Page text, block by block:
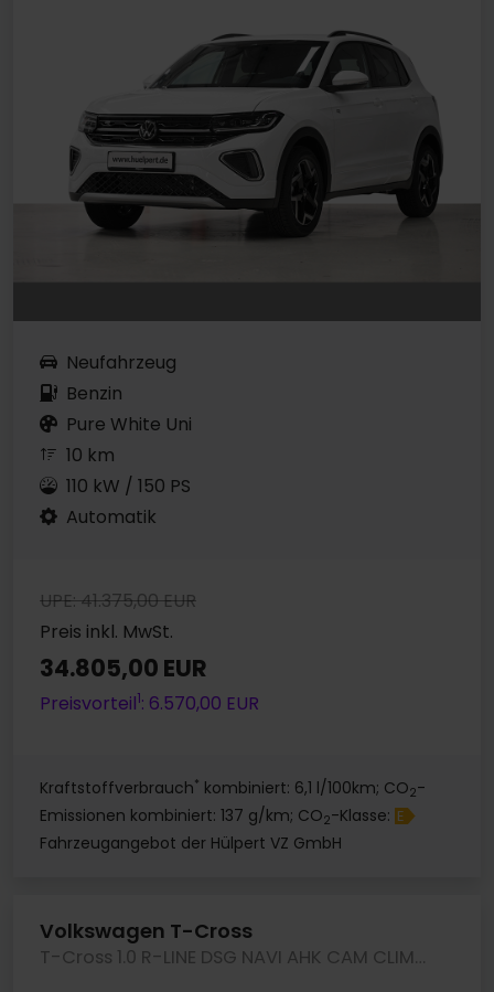
Neufahrzeug
Benzin
Pure White Uni
10 km
110 kW / 150 PS
Automatik
UPE: 41.375,00 EUR
Preis inkl. MwSt.
34.805,00 EUR
Preisvorteil1: 6.570,00 EUR
Kraftstoffverbrauch* kombiniert: 6,1 l/100km; CO2-
Emissionen kombiniert: 137 g/km; CO2-Klasse: E
Fahrzeugangebot der Hülpert VZ GmbH
Volkswagen T-Cross
T-Cross 1.0 R-LINE DSG NAVI AHK CAM CLIMATRONIC